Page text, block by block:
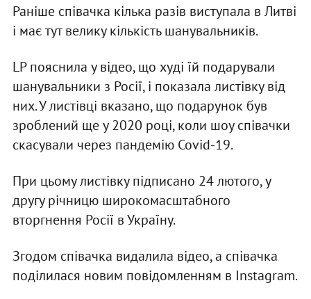
Раніше співачка кілька разів виступала в Литві
і має тут велику кількість шанувальників.
LP пояснила у відео, що худі їй подарували
шанувальники з Росії, і показала листівку від
них. У листівці вказано, що подарунок був
зроблений ще у 2020 році, коли шоу співачки
скасували через пандемію Covid-19.
При цьому листівку підписано 24 лютого, у
другу річницю широкомасштабного
вторгнення Росії в Україну.
Згодом співачка видалила відео, а співачка
поділилася новим повідомленням в Instagram.